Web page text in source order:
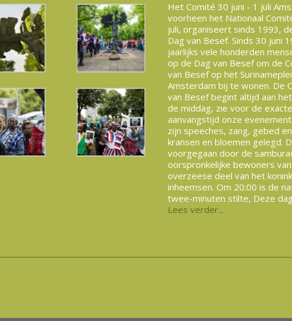
Het Comité 30 juni - 1 juli
voorheen het Nationaal
juli, organiseert sinds 1993,
Dag van Besef. Sinds 30 juni
jaarlijks vele honderden
op de Dag van Besef om de
van Besef op het
Amsterdam bij te wonen. De
van Besef begint altijd aan
de middag, zie voor de exacte
aanvangstijd onze
zijn speeches, zang, gebed
kransen en bloemen gelegd.
voorgegaan door de
oorspronkelijke bewoners
overzeese deel van het
inheemsen. Om 20:00 is de
twee-minuten stilte, Deze
Lees verder...